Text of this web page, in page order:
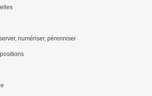
numériser, pérenniser